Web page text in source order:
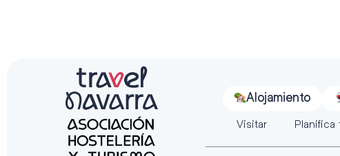
Alojamiento
Visitar Planifica